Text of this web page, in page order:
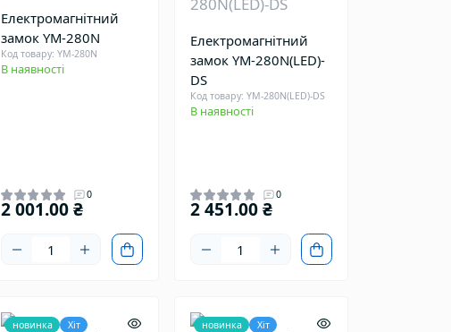
Електромагнітний
замок YM-280N
Код товару: YM-280N
В наявності
0
2 001.00 ₴
Електромагнітний
замок YM-280N(LED)-
DS
Код товару: YM-280N(LED)-DS
В наявності
0
2 451.00 ₴
новинка Хіт новинка Хіт